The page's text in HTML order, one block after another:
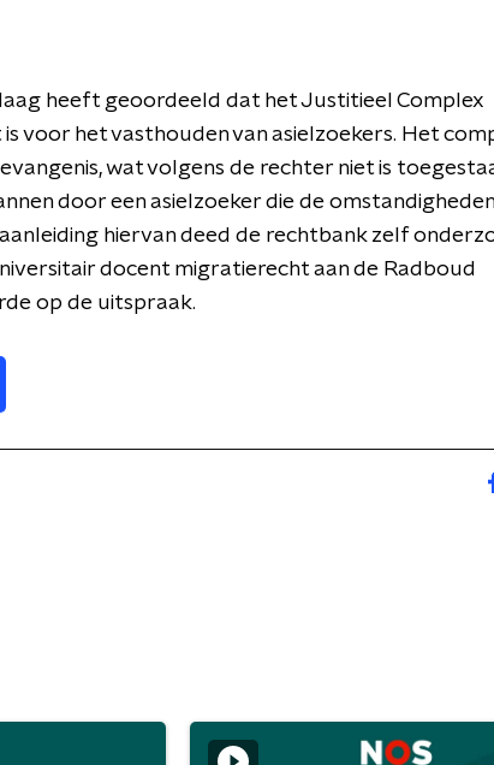
heeft geoordeeld dat het Justitieel Complex
voor het vasthouden van asielzoekers. Het
wat volgens de rechter niet is
door een asielzoeker die de
hiervan deed de rechtbank zelf
docent migratierecht aan de Radboud
op de uitspraak.